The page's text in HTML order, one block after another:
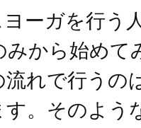
ーガを行う
みから始めて
れで行うの
す。そのよう